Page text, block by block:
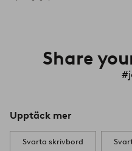
Share
Upptäck mer
Svarta skrivbord